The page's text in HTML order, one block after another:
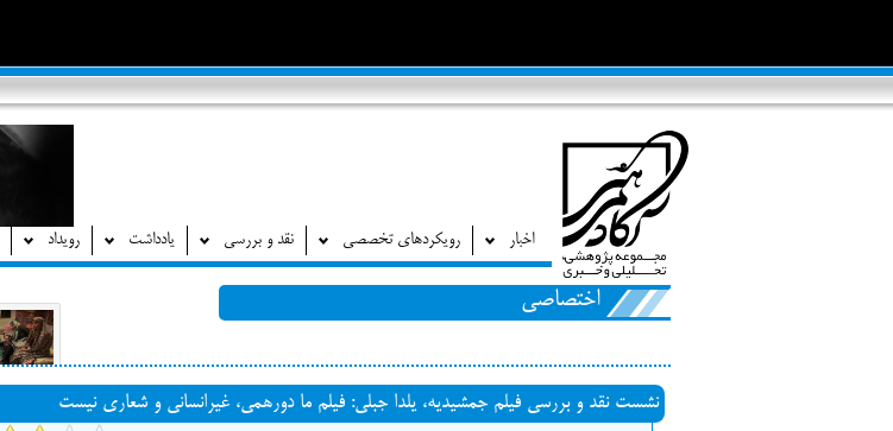
اخبار رویکردهای تخصصی نقد و بررسی یادداشت رویداد
اختصاصی
نشست نقد و بررسی فیلم جمشیدیه، یلدا جبلی: فیلم ما دورهمی، غیرانسانی و شعاری نیست